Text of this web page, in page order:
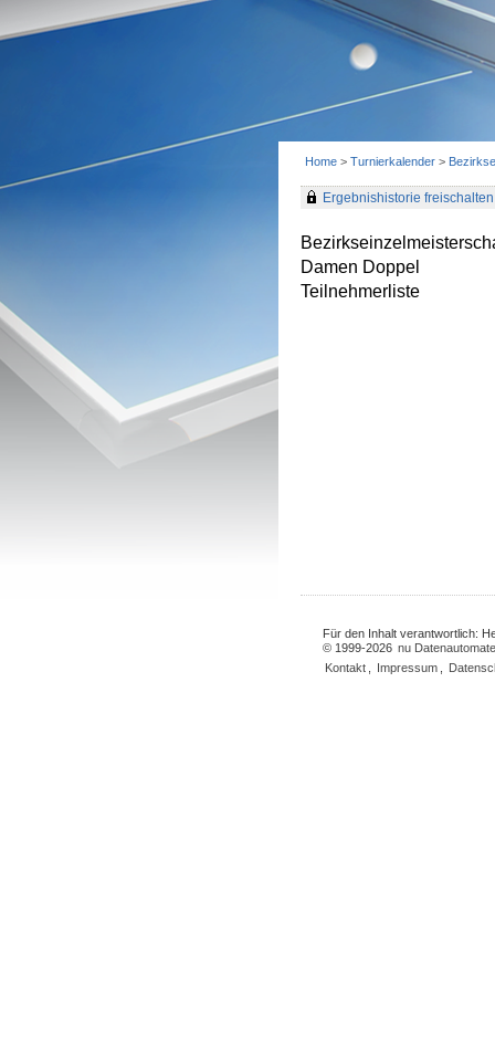
Home > Turnierkalender >
Ergebnishistorie freischalten
Damen Doppel
Teilnehmerliste
Für den Inhalt verantwortlich:
© 1999-2026 nu
Kontakt
Impressum